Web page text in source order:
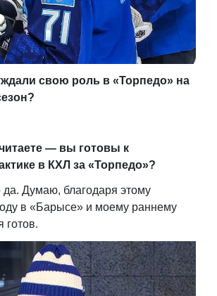
свою роль в «Торпедо» на
— вы готовы к
в КХЛ за «Торпедо»?
Думаю, благодаря этому
в «Барысе» и моему раннему